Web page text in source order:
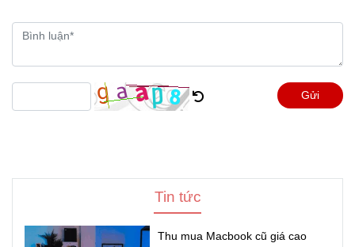
Gửi
Tin tức
Thu mua Macbook cũ giá cao